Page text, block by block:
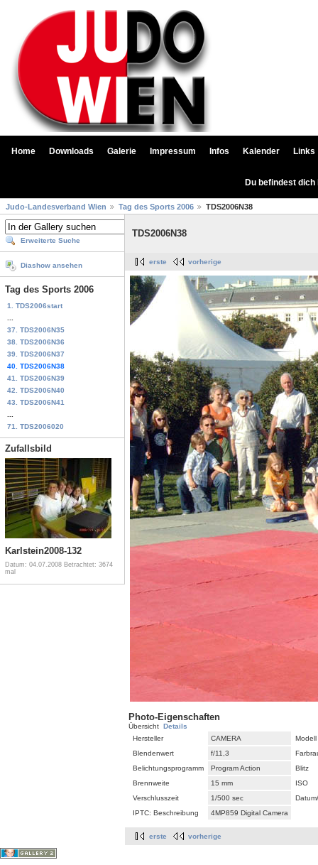
Home Downloads Galerie Impressum Infos Kalender Links
Du befindest
Judo-Landesverband Wien Tag des Sports 2006 TDS2006N38
Erweiterte Suche
Diashow ansehen
Tag des Sports 2006
1. TDS2006start
37. TDS2006N35
38. TDS2006N36
39. TDS2006N37
40. TDS2006N38
41. TDS2006N39
42. TDS2006N40
43. TDS2006N41
71. TDS2006020
Zufallsbild
Karlstein2008-132
Datum: 04.07.2008 Betrachtet: 3674
mal
TDS2006N38
erste vorherige
Photo-Eigenschaften
Übersicht Details
Hersteller
CAMERA
Modell
Blendenwert
f/11,3
Belichtungsprogramm
Program Action
Blitz
Brennweite
15 mm
ISO
Verschlusszeit
1/500 sec
IPTC: Beschreibung
4MP859 Digital Camera
erste vorherige